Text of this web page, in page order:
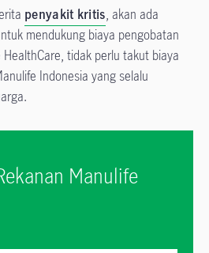
penyakit kritis, akan ada
mendukung biaya pengobatan
tidak perlu takut biaya
Indonesia yang selalu
Manulife